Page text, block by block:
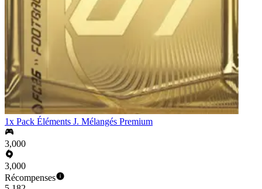
1x Pack Éléments J. Mélangés Premium
3,000
3,000
Récompenses